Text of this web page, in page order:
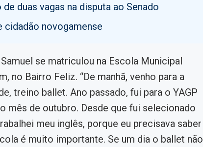
duas vagas na disputa ao Senado
cidadão novogamense
se matriculou na Escola Municipal
no Bairro Feliz. “De manhã, venho para a
treino ballet. Ano passado, fui para o YAGP
mês de outubro. Desde que fui selecionado
meu inglês, porque eu precisava saber
é muito importante. Se um dia o ballet não